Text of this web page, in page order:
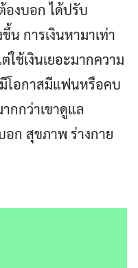
องบอก ได้ปรับ
การเงินหามาเท่า
ช้เงินเยอะมากความ
มีโอกาสมีแฟนหรือคบ
กกว่าเขาดูแล
อก สุขภาพ ร่างกาย